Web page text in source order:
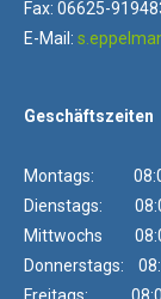
Fax: 06625-
E-Mail:
Geschäftszeiten
Montags:
Dienstags:
Mittwochs
Donnerstags: